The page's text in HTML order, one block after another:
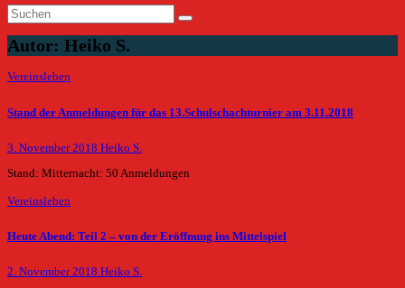
Autor: Heiko S.
Vereinsleben
Stand der Anmeldungen für das 13.Schulschachturnier am 3.11.2018
3. November 2018 Heiko S.
Stand: Mitternacht: 50 Anmeldungen
Vereinsleben
Heute Abend: Teil 2 – von der Eröffnung ins Mittelspiel
2. November 2018 Heiko S.